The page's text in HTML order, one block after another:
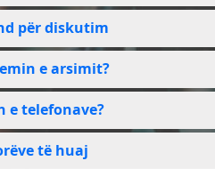
për diskutim
e arsimit?
e telefonave?
të huaj